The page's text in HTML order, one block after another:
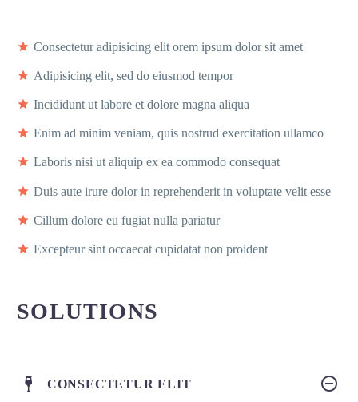
Consectetur adipisicing elit orem ipsum dolor sit amet
Adipisicing elit, sed do eiusmod tempor
Incididunt ut labore et dolore magna aliqua
Enim ad minim veniam, quis nostrud exercitation ullamco
Laboris nisi ut aliquip ex ea commodo consequat
Duis aute irure dolor in reprehenderit in voluptate velit esse
Cillum dolore eu fugiat nulla pariatur
Excepteur sint occaecat cupidatat non proident
SOLUTIONS
CONSECTETUR ELIT